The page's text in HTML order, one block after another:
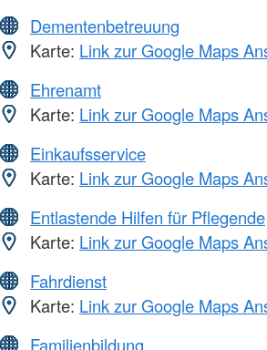
Dementenbetreuung
Karte: Link zur Google Maps
Ehrenamt
Karte: Link zur Google Maps
Einkaufsservice
Karte: Link zur Google Maps
Entlastende Hilfen für Pflegende
Karte: Link zur Google Maps
Fahrdienst
Karte: Link zur Google Maps
Familienbildung